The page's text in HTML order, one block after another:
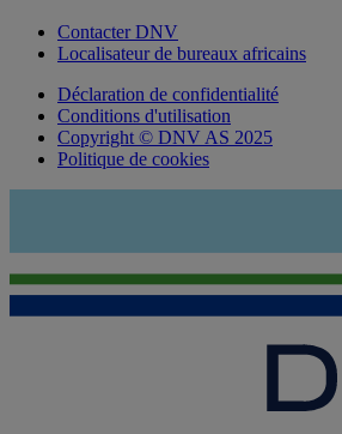
Contacter DNV
Localisateur de bureaux africains
Déclaration de confidentialité
Conditions d'utilisation
Copyright © DNV AS 2025
Politique de cookies